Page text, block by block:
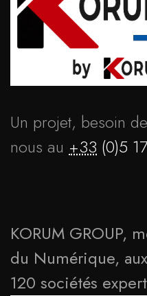
Un projet, besoin
nous au +33 (0)5
KORUM GROUP,
du Numérique,
120 sociétés